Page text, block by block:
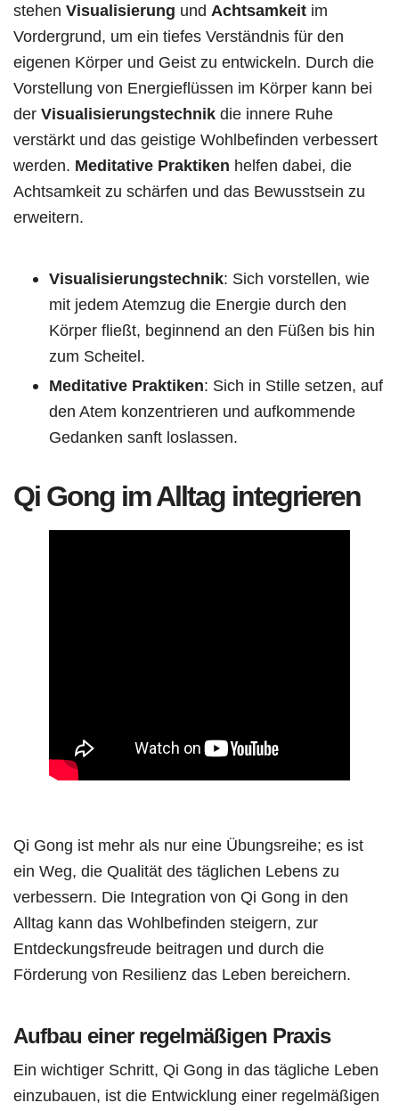
stehen Visualisierung und Achtsamkeit im
Vordergrund, um ein tiefes Verständnis für den
eigenen Körper und Geist zu entwickeln. Durch die
Vorstellung von Energieflüssen im Körper kann bei
der Visualisierungstechnik die innere Ruhe
verstärkt und das geistige Wohlbefinden verbessert
werden. Meditative Praktiken helfen dabei, die
Achtsamkeit zu schärfen und das Bewusstsein zu
erweitern.
Visualisierungstechnik: Sich vorstellen, wie
mit jedem Atemzug die Energie durch den
Körper fließt, beginnend an den Füßen bis hin
zum Scheitel.
Meditative Praktiken: Sich in Stille setzen, auf
den Atem konzentrieren und aufkommende
Gedanken sanft loslassen.
Qi Gong im Alltag integrieren
Qi Gong ist mehr als nur eine Übungsreihe; es ist
ein Weg, die Qualität des täglichen Lebens zu
verbessern. Die Integration von Qi Gong in den
Alltag kann das Wohlbefinden steigern, zur
Entdeckungsfreude beitragen und durch die
Förderung von Resilienz das Leben bereichern.
Aufbau einer regelmäßigen Praxis
Ein wichtiger Schritt, Qi Gong in das tägliche Leben
einzubauen, ist die Entwicklung einer regelmäßigen